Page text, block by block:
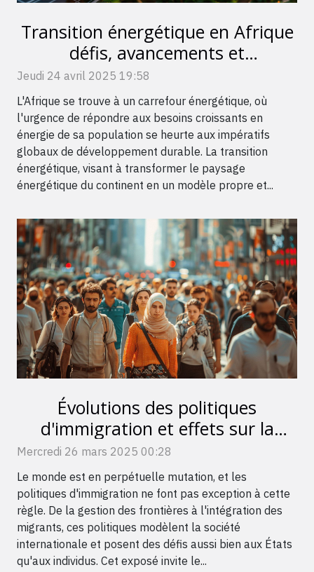
Transition énergétique en Afrique
défis, avancements et
collaboration internationale
Jeudi 24 avril 2025 19:58
L'Afrique se trouve à un carrefour énergétique, où
l'urgence de répondre aux besoins croissants en
énergie de sa population se heurte aux impératifs
globaux de développement durable. La transition
énergétique, visant à transformer le paysage
énergétique du continent en un modèle propre et...
Évolutions des politiques
d'immigration et effets sur la
société internationale
Mercredi 26 mars 2025 00:28
Le monde est en perpétuelle mutation, et les
politiques d'immigration ne font pas exception à cette
règle. De la gestion des frontières à l'intégration des
migrants, ces politiques modèlent la société
internationale et posent des défis aussi bien aux États
qu'aux individus. Cet exposé invite le...